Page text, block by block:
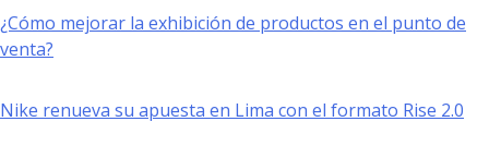
¿Cómo mejorar la exhibición de productos en el punto de
venta?
Nike renueva su apuesta en Lima con el formato Rise 2.0